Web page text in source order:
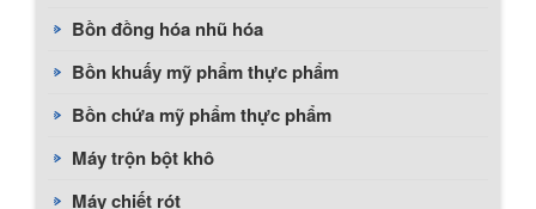
Bồn đồng hóa nhũ hóa
Bồn khuấy mỹ phẩm thực phẩm
Bồn chứa mỹ phẩm thực phẩm
Máy trộn bột khô
Máy chiết rót